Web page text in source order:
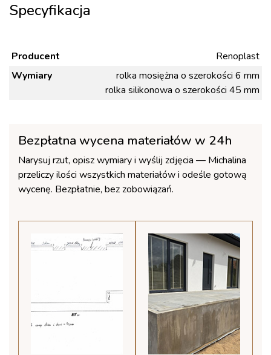
Specyfikacja
Producent
Renoplast
Wymiary
rolka mosiężna o szerokości 6 mm
rolka silikonowa o szerokości 45 mm
Bezpłatna wycena materiałów w 24h
Narysuj rzut, opisz wymiary i wyślij zdjęcia — Michalina
przeliczy ilości wszystkich materiałów i odeśle gotową
wycenę. Bezpłatnie, bez zobowiązań.